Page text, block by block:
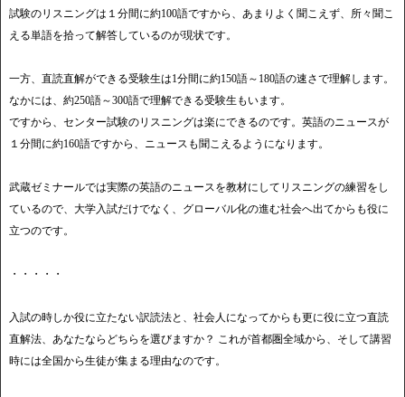
試験のリスニングは１分間に約100語ですから、あまりよく聞こえず、所々聞こ
える単語を拾って解答しているのが現状です。
一方、直読直解ができる受験生は1分間に約150語～180語の速さで理解します。
なかには、約250語～300語で理解できる受験生もいます。
ですから、センター試験のリスニングは楽にできるのです。英語のニュースが
１分間に約160語ですから、ニュースも聞こえるようになります。
武蔵ゼミナールでは実際の英語のニュースを教材にしてリスニングの練習をし
ているので、大学入試だけでなく、グローバル化の進む社会へ出てからも役に
立つのです。
・・・・・
入試の時しか役に立たない訳読法と、社会人になってからも更に役に立つ直読
直解法、あなたならどちらを選びますか？ これが首都圏全域から、そして講習
時には全国から生徒が集まる理由なのです。